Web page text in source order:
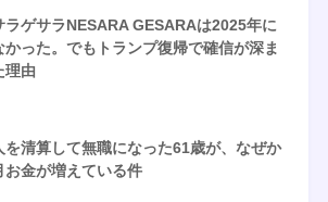
ラゲサラNESARA GESARAは2025年に
かった。でもトランプ復帰で確信が深ま
理由
を清算して無職になった61歳が、なぜか
お金が増えている件